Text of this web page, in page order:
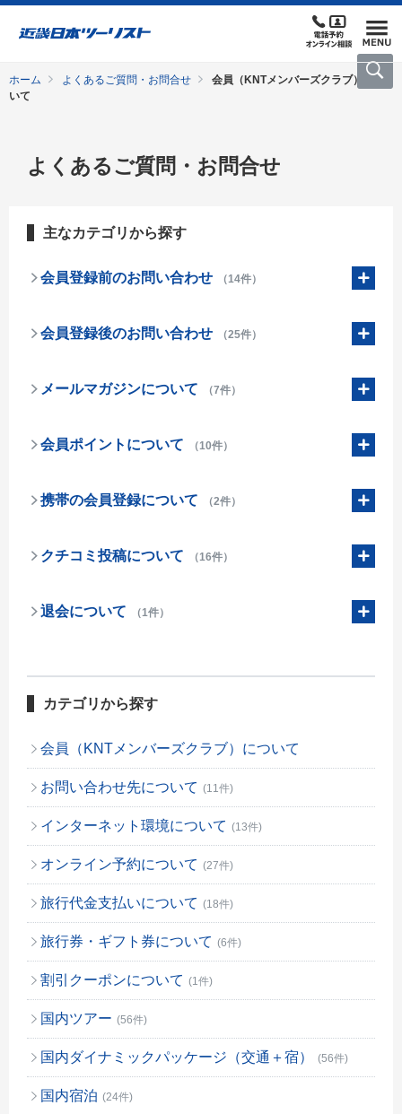
ホーム よくあるご質問・お問合せ
会員（KNTメンバーズクラブ）につ
いて
よくあるご質問・お問合せ
主なカテゴリから探す
会員登録前のお問い合わせ （14件）
会員登録後のお問い合わせ （25件）
メールマガジンについて （7件）
会員ポイントについて （10件）
携帯の会員登録について （2件）
クチコミ投稿について （16件）
退会について （1件）
カテゴリから探す
会員（KNTメンバーズクラブ）について
お問い合わせ先について (11件)
インターネット環境について (13件)
オンライン予約について (27件)
旅行代金支払いについて (18件)
旅行券・ギフト券について (6件)
割引クーポンについて (1件)
国内ツアー (56件)
国内ダイナミックパッケージ（交通＋宿） (56件)
国内宿泊 (24件)